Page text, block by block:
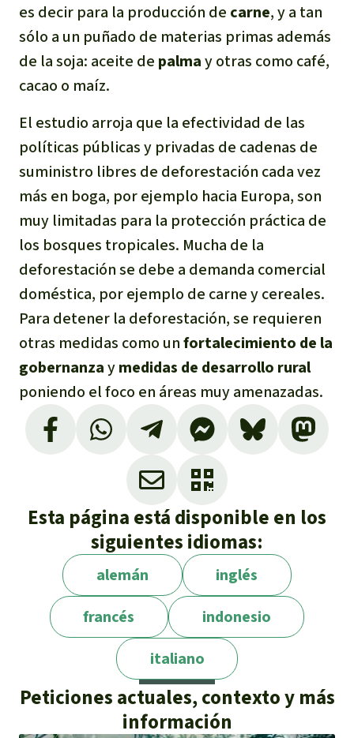
es decir para la producción de carne, y a tan
sólo a un puñado de materias primas además
de la soja: aceite de palmay otras como café,
cacao o maíz.
El estudio arroja que la efectividad de las
políticas públicas y privadas de cadenas de
suministro libres de deforestación cada vez
más en boga, por ejemplo hacia Europa, son
muy limitadas para la protección práctica de
los bosques tropicales. Mucha de la
deforestación se debe a demanda comercial
doméstica, por ejemplo de carne y cereales.
Para detener la deforestación, se requieren
otras medidas como unfortalecimiento de la
gobernanzaymedidas de desarrollo rural
poniendo el foco en áreas muy amenazadas.
Esta página está disponible en los
siguientes idiomas:
alemán
inglés
francés
indonesio
italiano
Peticiones actuales, contexto y más
información